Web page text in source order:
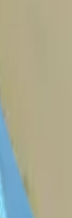
producto?
eficiente y
50 m x